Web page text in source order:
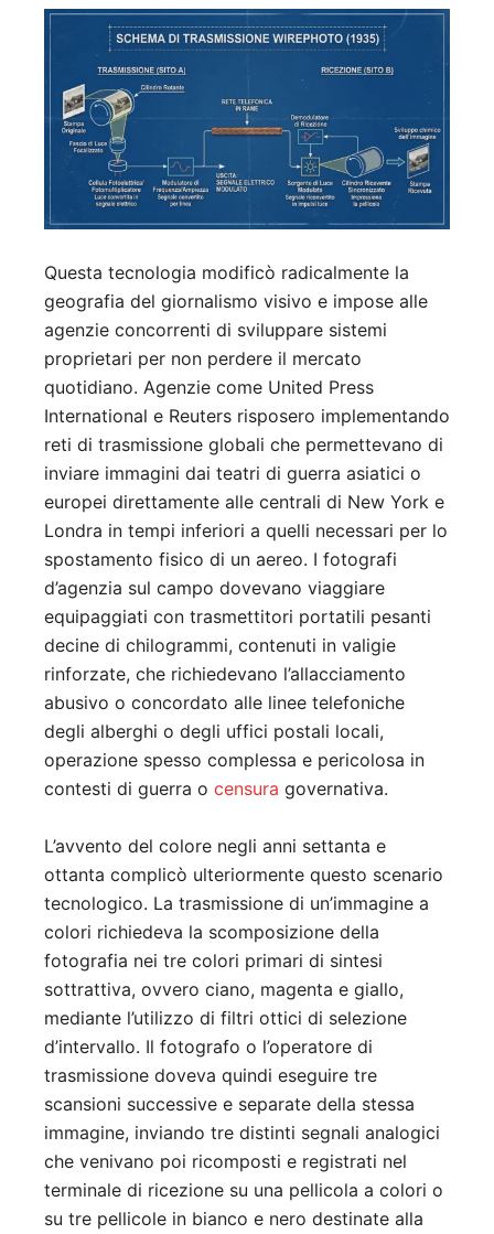
Questa tecnologia modificò radicalmente la
geografia del giornalismo visivo e impose alle
agenzie concorrenti di sviluppare sistemi
proprietari per non perdere il mercato
quotidiano. Agenzie come United Press
International e Reuters risposero implementando
reti di trasmissione globali che permettevano di
inviare immagini dai teatri di guerra asiatici o
europei direttamente alle centrali di New York e
Londra in tempi inferiori a quelli necessari per lo
spostamento fisico di un aereo. I fotografi
d’agenzia sul campo dovevano viaggiare
equipaggiati con trasmettitori portatili pesanti
decine di chilogrammi, contenuti in valigie
rinforzate, che richiedevano l’allacciamento
abusivo o concordato alle linee telefoniche
degli alberghi o degli uffici postali locali,
operazione spesso complessa e pericolosa in
contesti di guerra o censura governativa.
L’avvento del colore negli anni settanta e
ottanta complicò ulteriormente questo scenario
tecnologico. La trasmissione di un’immagine a
colori richiedeva la scomposizione della
fotografia nei tre colori primari di sintesi
sottrattiva, ovvero ciano, magenta e giallo,
mediante l’utilizzo di filtri ottici di selezione
d’intervallo. Il fotografo o l’operatore di
trasmissione doveva quindi eseguire tre
scansioni successive e separate della stessa
immagine, inviando tre distinti segnali analogici
che venivano poi ricomposti e registrati nel
terminale di ricezione su una pellicola a colori o
su tre pellicole in bianco e nero destinate alla